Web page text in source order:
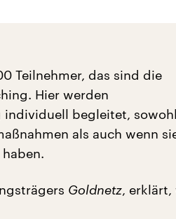
Teilnehmer, das sind die
Hier werden
individuell begleitet,
als auch wenn
Goldnetz,